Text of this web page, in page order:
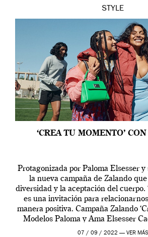
STYLE
‘CREA TU MOMENTO’
Protagonizada por Paloma Elsesser
la nueva campaña de Zalando
diversidad y la aceptación del cuerpo.
es una invitación para
manera positiva. Campaña Zalando
Modelos Paloma y Ama Elsesser
outfit, cada momento,
07 / 09 / 2022 — VER MÁS